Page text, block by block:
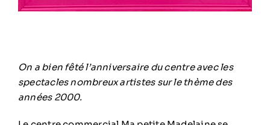
On a bien fêté l’anniversaire du centre avec les
spectacles nombreux artistes sur le thème des
années 2000.